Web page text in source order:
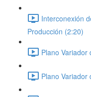
Interconexión
Producción (2:20)
Plano Variador
Plano Variador